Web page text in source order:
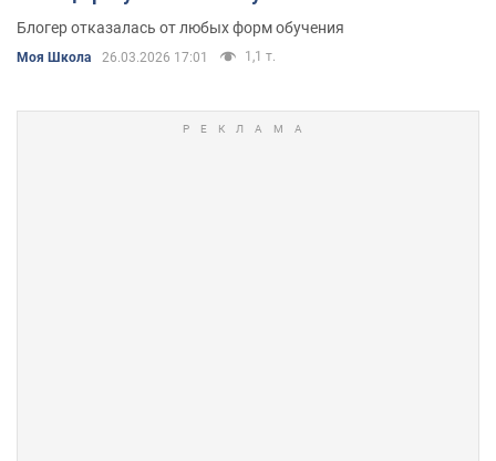
Блогер отказалась от любых форм обучения
Моя Школа 26.03.2026 17:01 1,1 т.